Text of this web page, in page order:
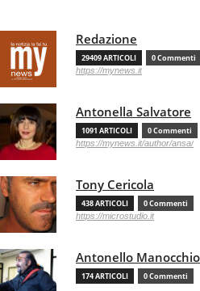
Redazione
29409 ARTICOLI 0 Commenti
https://mynews.it
Antonella Salvatore
1091 ARTICOLI 0 Commenti
https://mynews.it/author/ansa/
Tony Cericola
438 ARTICOLI 0 Commenti
https://microstudio.it
Antonello Manocchio
174 ARTICOLI 0 Commenti